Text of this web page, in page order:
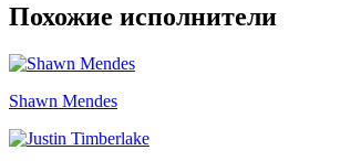
Похожие исполнители
Shawn Mendes